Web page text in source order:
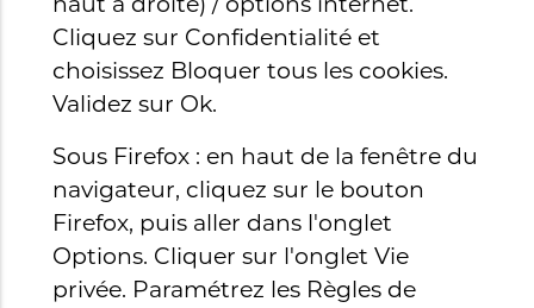
Cliquez sur Confidentialité et
choisissez Bloquer tous les cookies.
Validez sur Ok.
Sous Firefox : en haut de la fenêtre du
navigateur, cliquez sur le bouton
Firefox, puis aller dans l'onglet
Options. Cliquer sur l'onglet Vie
privée. Paramétrez les Règles de